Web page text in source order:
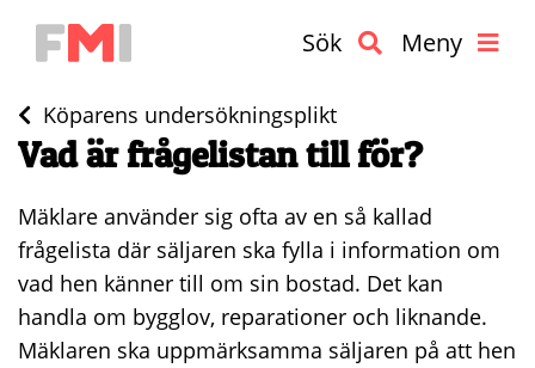
Sök Meny
Köparens undersökningsplikt
Vad är frågelistan till för?
Mäklare använder sig ofta av en så kallad
frågelista där säljaren ska fylla i information om
vad hen känner till om sin bostad. Det kan
handla om bygglov, reparationer och liknande.
Mäklaren ska uppmärksamma säljaren på att hen